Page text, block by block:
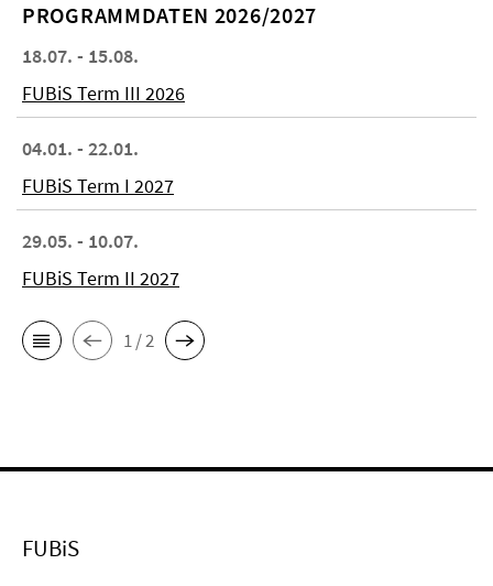
PROGRAMMDATEN 2026/2027
18.07. - 15.08.
FUBiS Term III 2026
04.01. - 22.01.
FUBiS Term I 2027
29.05. - 10.07.
FUBiS Term II 2027
1 / 2
FUBiS